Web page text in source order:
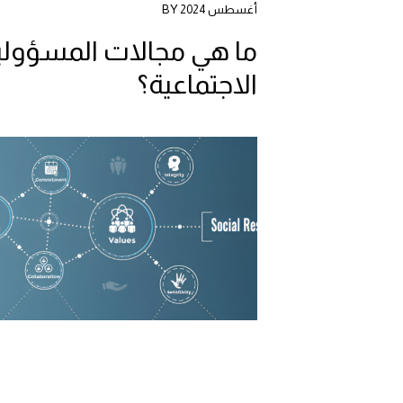
أغسطس 2024 BY
ما هي مجالات
الاجتماعية؟